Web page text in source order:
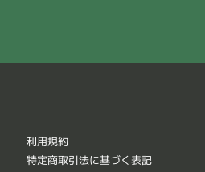
利用規約
特定商取引法に基づく表記